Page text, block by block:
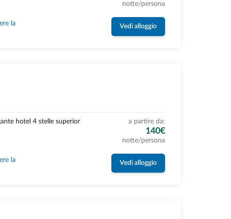
notte/persona
la
Vedi alloggio
hotel 4 stelle superior
a partire da:
140€
notte/persona
la
Vedi alloggio